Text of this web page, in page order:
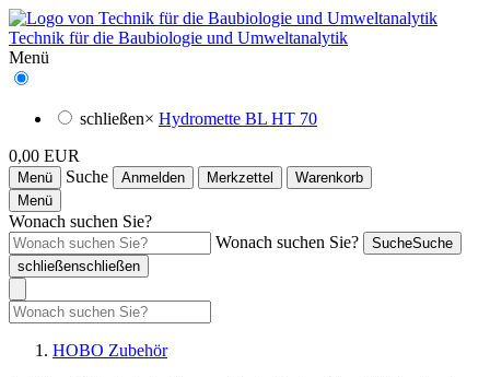
Technik für die Baubiologie und Umweltanalytik
Menü
schließen× Hydromette BL HT 70
0,00 EUR
Menü Suche Anmelden Merkzettel
Warenkorb
Menü
Wonach suchen Sie?
Wonach suchen Sie?
SucheSuche
schließenschließen
HOBO Zubehör